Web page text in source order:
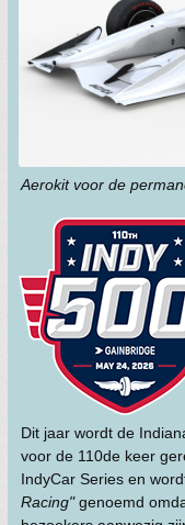
Aerokit voor de
Dit jaar wordt de
voor de 110de keer
IndyCar Series en
Racing"genoemd